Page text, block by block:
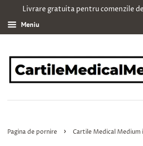
Livrare gratuita pentru comenzile
Meniu
Pagina de pornire › Cartile Medical Medium